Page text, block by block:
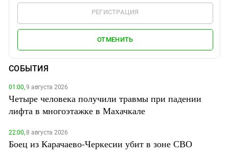
РЕГИСТРАЦИЯ
ОТМЕНИТЬ
СОБЫТИЯ
01:00,9 августа 2026
Четыре человека получили травмы при падении
лифта в многоэтажке в Махачкале
22:00,8 августа 2026
Боец из Карачаево-Черкесии убит в зоне СВО